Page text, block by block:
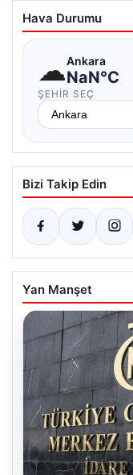
Hava Durumu
☁Ankara
NaN°C
ŞEHIR SEÇ
Bizi Takip Edin
Yan Manşet